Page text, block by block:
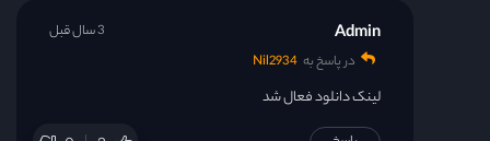
Admin
در پاسخ به Nil2934
لینک دانلود فعال شد
3 سال قبل